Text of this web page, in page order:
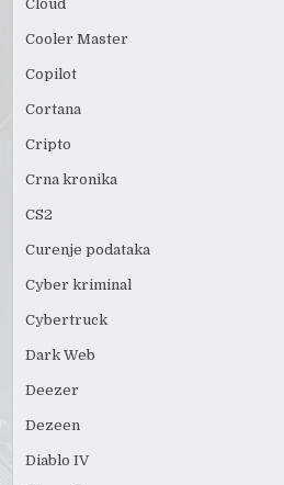
Cloud
Cooler Master
Copilot
Cortana
Cripto
Crna kronika
CS2
Curenje podataka
Cyber kriminal
Cybertruck
Dark Web
Deezer
Dezeen
Diablo IV